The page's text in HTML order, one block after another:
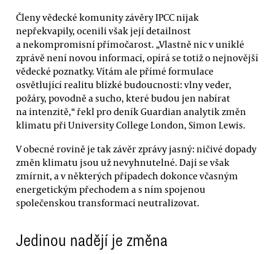
Členy vědecké komunity závěry IPCC nijak
nepřekvapily, ocenili však její detailnost
a nekompromisní přímočarost. „Vlastně nic v uniklé
zprávě není novou informací, opírá se totiž o nejnovější
vědecké poznatky. Vítám ale přímé formulace
osvětlující realitu blízké budoucnosti: vlny veder,
požáry, povodně a sucho, které budou jen nabírat
na intenzitě,“ řekl pro deník Guardian analytik změn
klimatu při University College London, Simon Lewis.
V obecné rovině je tak závěr zprávy jasný: ničivé dopady
změn klimatu jsou už nevyhnutelné. Dají se však
zmírnit, a v některých případech dokonce včasným
energetickým přechodem a s ním spojenou
společenskou transformací neutralizovat.
Jedinou nadějí je změna